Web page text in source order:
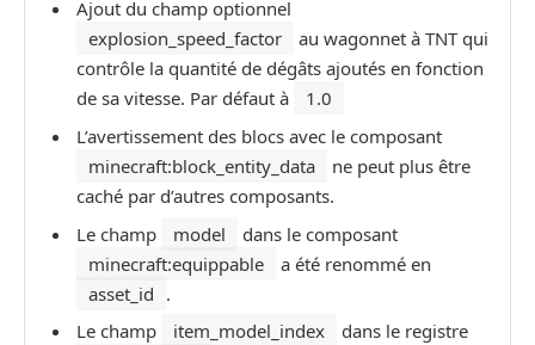
Ajout du champ optionnel
explosion_speed_factor
au wagonnet à TNT qui
contrôle la quantité de dégâts ajoutés en fonction
de sa vitesse. Par défaut à
1.0
L’avertissement des blocs avec le composant
minecraft:block_entity_data
ne peut plus être
caché par d’autres composants.
Le champ
model
dans le composant
minecraft:equippable
a été renommé en
asset_id .
Le champ
item_model_index
dans le registre